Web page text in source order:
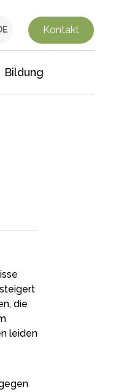
Kontakt
Bildung
die
leiden